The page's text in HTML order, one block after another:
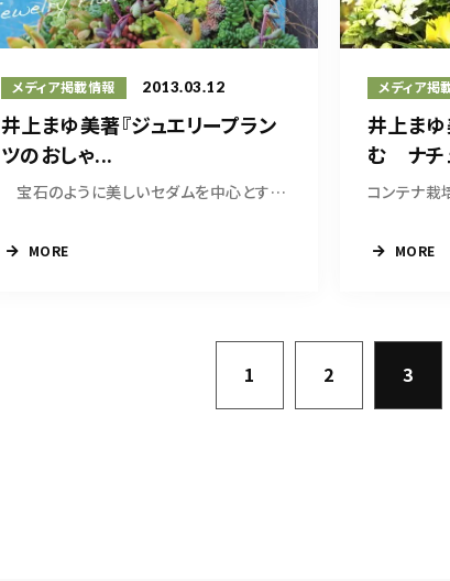
メディア掲載情報 2013.03.12
井上まゆ美著『ジュエリープラン
ツのおしゃ...
宝石のように美しいセダムを中心とする多肉植...
MORE
メディア掲
井上ま
む ナチ
MORE
1 2 3